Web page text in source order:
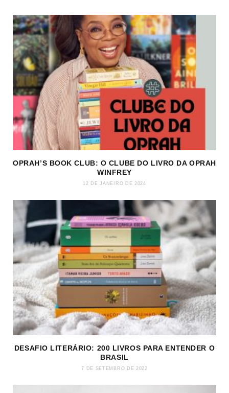
OPRAH’S BOOK CLUB: O CLUBE DO LIVRO DA OPRAH
WINFREY
12 DE JANEIRO DE 2024
DESAFIO LITERÁRIO: 200 LIVROS PARA ENTENDER O
BRASIL
7 DE SETEMBRO DE 2022